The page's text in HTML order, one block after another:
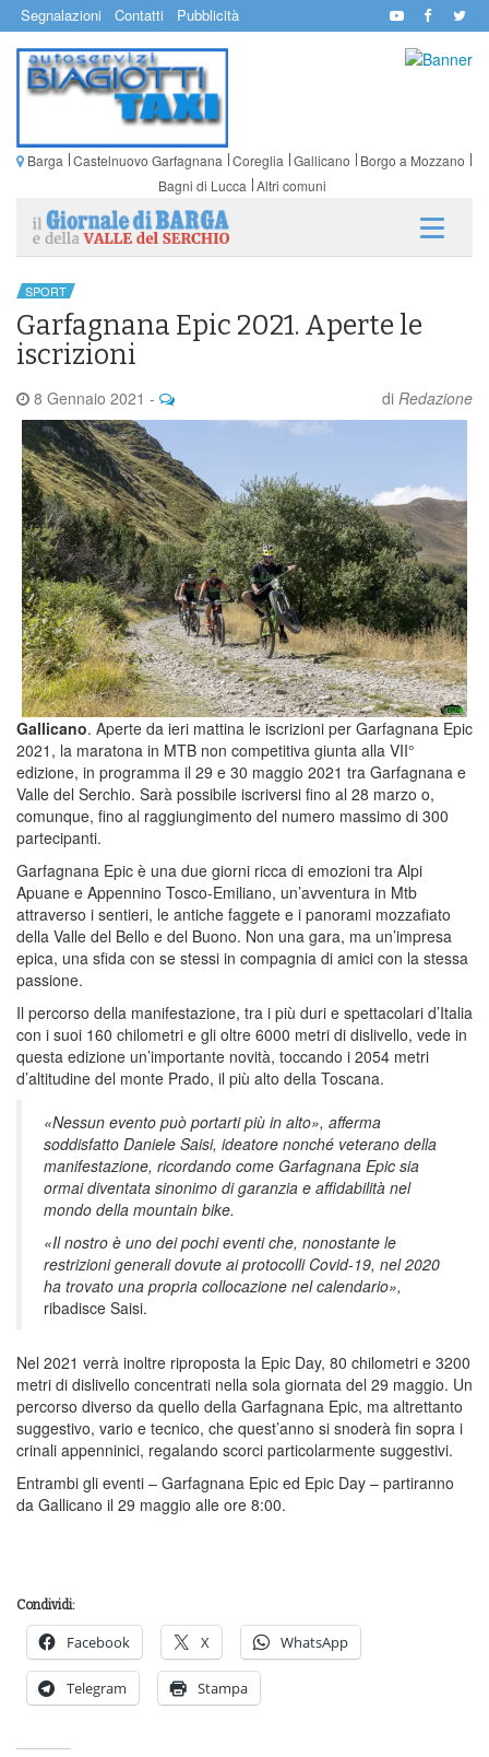
Segnalazioni Contatti Pubblicità
Barga Castelnuovo Garfagnana Coreglia Gallicano
Borgo a Mozzano
Bagni di Lucca Altri comuni
SPORT
Garfagnana Epic 2021. Aperte le
iscrizioni
8 Gennaio 2021 - di Redazione
Gallicano. Aperte da ieri mattina le iscrizioni per Garfagnana Epic
2021, la maratona in MTB non competitiva giunta alla VII°
edizione, in programma il 29 e 30 maggio 2021 tra Garfagnana e
Valle del Serchio. Sarà possibile iscriversi fino al 28 marzo o,
comunque, fino al raggiungimento del numero massimo di 300
partecipanti.
Garfagnana Epic è una due giorni ricca di emozioni tra Alpi
Apuane e Appennino Tosco-Emiliano, un’avventura in Mtb
attraverso i sentieri, le antiche faggete e i panorami mozzafiato
della Valle del Bello e del Buono. Non una gara, ma un’impresa
epica, una sfida con se stessi in compagnia di amici con la stessa
passione.
Il percorso della manifestazione, tra i più duri e spettacolari d’Italia
con i suoi 160 chilometri e gli oltre 6000 metri di dislivello, vede in
questa edizione un’importante novità, toccando i 2054 metri
d’altitudine del monte Prado, il più alto della Toscana.
«Nessun evento può portarti più in alto», afferma
soddisfatto Daniele Saisi, ideatore nonché veterano della
manifestazione, ricordando come Garfagnana Epic sia
ormai diventata sinonimo di garanzia e affidabilità nel
mondo della mountain bike.
«Il nostro è uno dei pochi eventi che, nonostante le
restrizioni generali dovute ai protocolli Covid-19, nel 2020
ha trovato una propria collocazione nel calendario»,
ribadisce Saisi.
Nel 2021 verrà inoltre riproposta la Epic Day, 80 chilometri e 3200
metri di dislivello concentrati nella sola giornata del 29 maggio. Un
percorso diverso da quello della Garfagnana Epic, ma altrettanto
suggestivo, vario e tecnico, che quest’anno si snoderà fin sopra i
crinali appenninici, regalando scorci particolarmente suggestivi.
Entrambi gli eventi – Garfagnana Epic ed Epic Day – partiranno
da Gallicano il 29 maggio alle ore 8:00.
Condividi:
Facebook X WhatsApp
Telegram Stampa